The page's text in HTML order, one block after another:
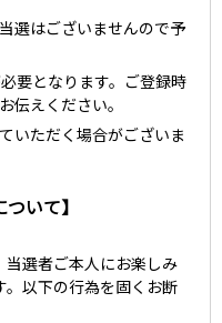
選はございませんので予
要となります。ご登録時
伝えください。
いただく場合がございま
いて】
選者ご本人にお楽しみ
以下の行為を固くお断